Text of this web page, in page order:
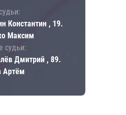
Константин , 19.
Максим
судьи:
Дмитрий , 89.
Артём